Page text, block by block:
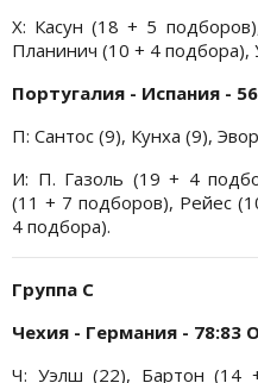
Х: Касун (18 + 5
Планинич (10 + 4 подбора),
Португалия - Испания -
П: Сантос (9), Кунха (9),
И: П. Газоль (19 + 4
(11 + 7 подборов), Рейес
4 подбора).
Группа С
Чехия - Германия - 78:83
Ч: Уэлш (22), Бартон (14